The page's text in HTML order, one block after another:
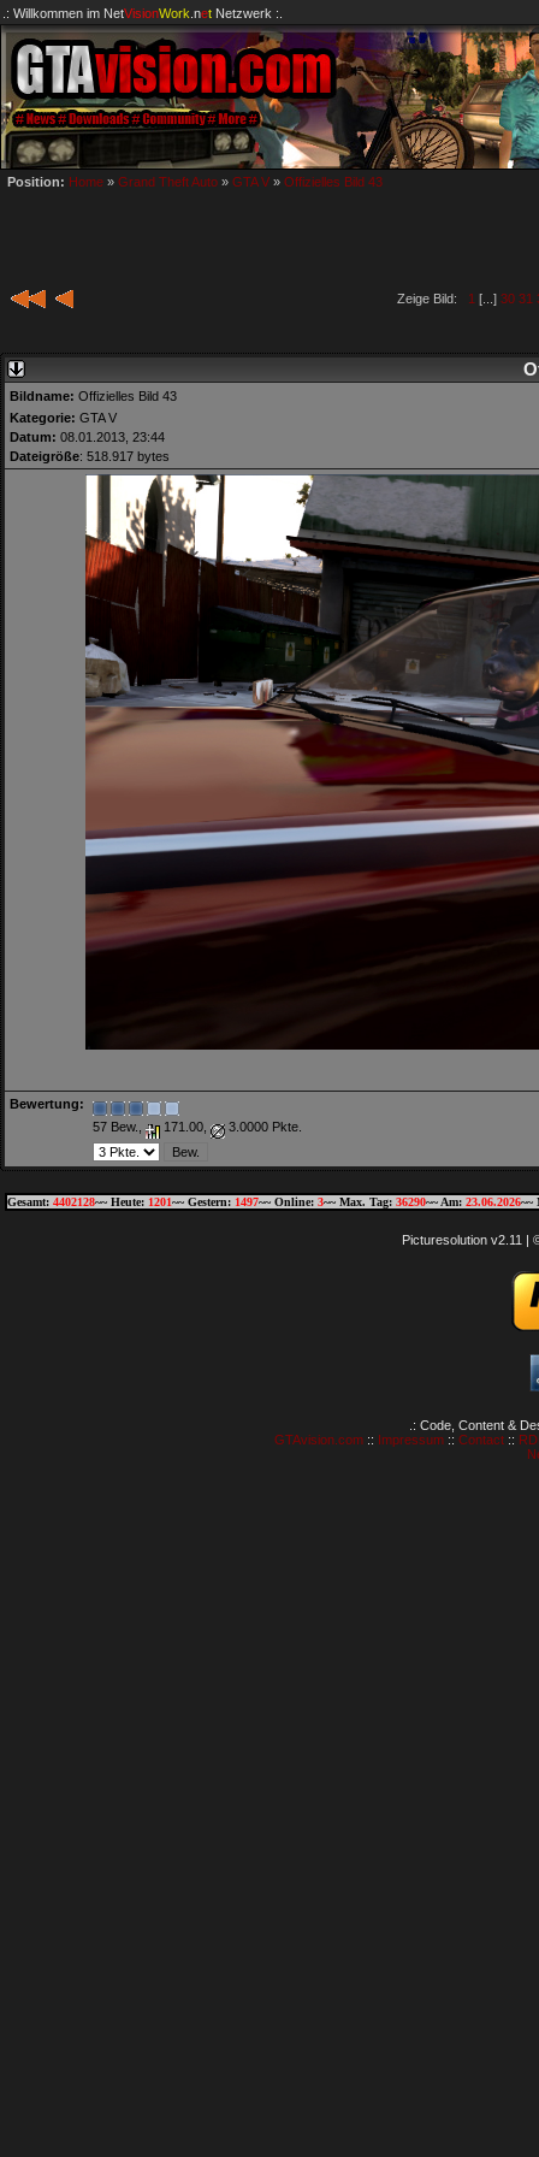
.: Willkommen im NetVisionWork .netNetzwerk :.
Position: Home » Grand Theft Auto » GTA V » Offizielles Bild 43
Zeige Bild: 1 [...] 30 31
Bildname: Offizielles Bild 43
Kategorie: GTA V
Datum: 08.01.2013, 23:44
Dateigröße: 518.917 bytes
Bewertung:
57 Bew.,
171.00, 3.0000 Pkte.
Gesamt: 4402128~~ Heute: 1201~~ Gestern: 1497~~ Online: 3~~ Max. Tag: 36290~~ Am: 23.06.2026~~
Picturesolution v2.11 |
.: Code, Content &
GTAvision.com:: Impressum:: Contact::